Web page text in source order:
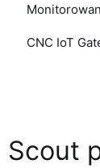
CNC IoT
Scout